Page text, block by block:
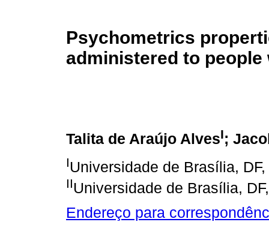
Psychometrics
administered to
Talita de Araújo AlvesI;
IUniversidade de Brasília,
IIUniversidade de Brasília,
Endereço para